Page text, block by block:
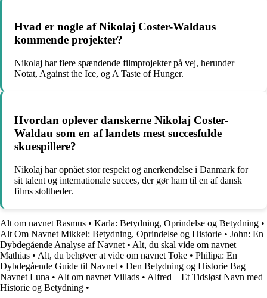
Hvad er nogle af Nikolaj Coster-Waldaus
kommende projekter?
Nikolaj har flere spændende filmprojekter på vej, herunder
Notat, Against the Ice, og A Taste of Hunger.
Hvordan oplever danskerne Nikolaj Coster-
Waldau som en af landets mest succesfulde
skuespillere?
Nikolaj har opnået stor respekt og anerkendelse i Danmark for
sit talent og internationale succes, der gør ham til en af dansk
films stoltheder.
Alt om navnet Rasmus • Karla: Betydning, Oprindelse og Betydning •
Alt Om Navnet Mikkel: Betydning, Oprindelse og Historie • John: En
Dybdegående Analyse af Navnet • Alt, du skal vide om navnet
Mathias • Alt, du behøver at vide om navnet Toke • Philipa: En
Dybdegående Guide til Navnet • Den Betydning og Historie Bag
Navnet Luna • Alt om navnet Villads • Alfred – Et Tidsløst Navn med
Historie og Betydning •